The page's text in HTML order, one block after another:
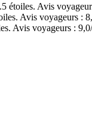
étoiles. Avis
Avis voyageurs :
Avis voyageurs :